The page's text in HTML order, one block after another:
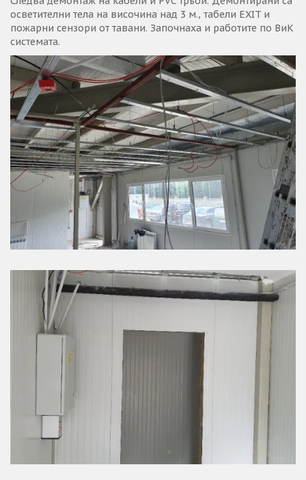
осветителни тела на височина над 3 м., табели EXIT и
пожарни сензори от тавани. Започнаха и работите по ВиК
системата.